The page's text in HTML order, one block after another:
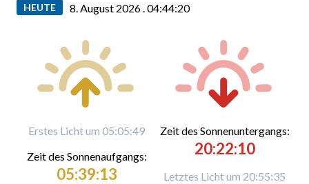
HEUTE 8. August 2026 .04:44:21
Erstes Licht um 05:05:49
Zeit des Sonnenaufgangs:
05:39:13
Zeit des Sonnenuntergangs:
20:22:10
Letztes Licht um 20:55:35